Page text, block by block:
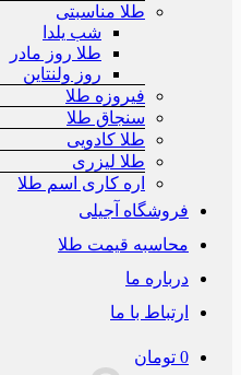
طلا مناسبتی
شب یلدا
طلا روز مادر
روز ولنتاین
فیروزه طلا
سنجاق طلا
طلا کادویی
طلا لیزری
اره کاری اسم طلا
فروشگاه آجیلی
محاسبه قیمت طلا
درباره ما
ارتباط با ما
0 تومان